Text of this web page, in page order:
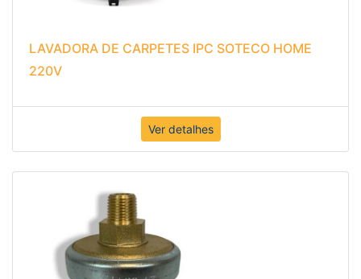
LAVADORA DE CARPETES IPC SOTECO HOME
220V
Ver detalhes